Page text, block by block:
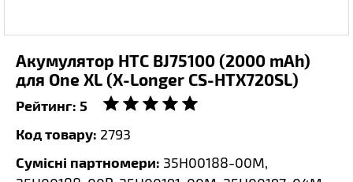
Акумулятор HTC BJ75100 (2000 mAh)
для One XL (X-Longer CS-HTX720SL)
Рейтинг: 5
Код товару: 2793
Сумісні партномери: 35H00188-00M,